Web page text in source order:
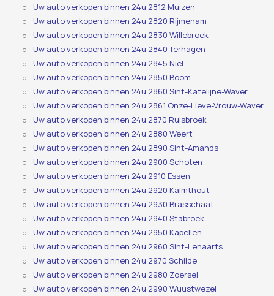
Uw auto verkopen binnen 24u 2812 Muizen
Uw auto verkopen binnen 24u 2820 Rijmenam
Uw auto verkopen binnen 24u 2830 Willebroek
Uw auto verkopen binnen 24u 2840 Terhagen
Uw auto verkopen binnen 24u 2845 Niel
Uw auto verkopen binnen 24u 2850 Boom
Uw auto verkopen binnen 24u 2860 Sint-Katelijne-Waver
Uw auto verkopen binnen 24u 2861 Onze-Lieve-Vrouw-Waver
Uw auto verkopen binnen 24u 2870 Ruisbroek
Uw auto verkopen binnen 24u 2880 Weert
Uw auto verkopen binnen 24u 2890 Sint-Amands
Uw auto verkopen binnen 24u 2900 Schoten
Uw auto verkopen binnen 24u 2910 Essen
Uw auto verkopen binnen 24u 2920 Kalmthout
Uw auto verkopen binnen 24u 2930 Brasschaat
Uw auto verkopen binnen 24u 2940 Stabroek
Uw auto verkopen binnen 24u 2950 Kapellen
Uw auto verkopen binnen 24u 2960 Sint-Lenaarts
Uw auto verkopen binnen 24u 2970 Schilde
Uw auto verkopen binnen 24u 2980 Zoersel
Uw auto verkopen binnen 24u 2990 Wuustwezel